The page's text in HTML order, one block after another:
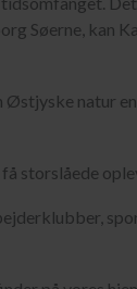
Søerne, kan
natur
storslåede